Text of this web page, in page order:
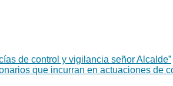
de control y vigilancia señor Alcalde”
que incurran en actuaciones de